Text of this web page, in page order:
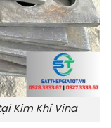
Kim Khí Vina